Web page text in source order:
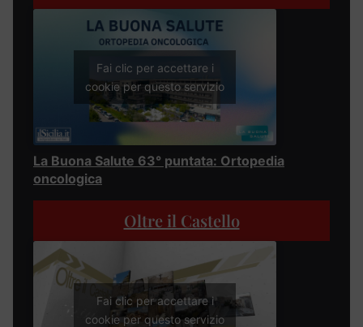
Fai clic per accettare i
cookie per questo servizio
La Buona Salute 63° puntata: Ortopedia
oncologica
Oltre il Castello
Fai clic per accettare i
cookie per questo servizio